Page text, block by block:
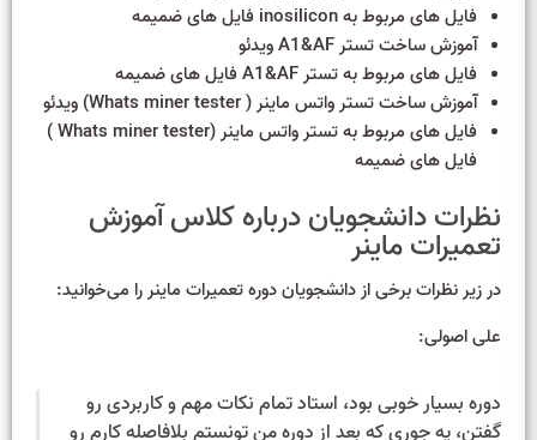
فایل های مربوط به inosilicon فایل های ضمیمه
آموزش ساخت تستر A1&AF ویدئو
فایل های مربوط به تستر A1&AF فایل های ضمیمه
آموزش ساخت تستر واتس ماینر ( Whats miner tester) ویدئو
فایل های مربوط به تستر واتس ماینر (Whats miner tester )
فایل های ضمیمه
نظرات دانشجویان درباره کلاس آموزش
تعمیرات ماینر
در زیر نظرات برخی از دانشجویان دوره تعمیرات ماینر را می‌خوانید:
علی اصولی:
دوره بسیار خوبی بود، استاد تمام نکات مهم و کاربردی رو
گفتن، یه جوری که بعد از دوره من تونستم بلافاصله کارم رو